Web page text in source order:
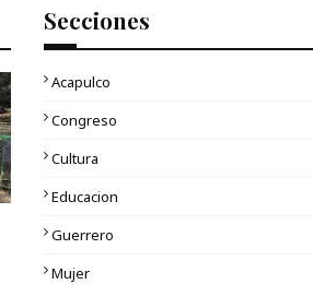
Secciones
Acapulco
Congreso
Cultura
Educacion
Guerrero
Mujer